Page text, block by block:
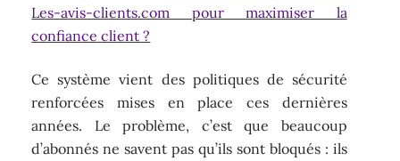
Les-avis-clients.com pour maximiser la
confiance client ?
Ce système vient des politiques de sécurité
renforcées mises en place ces dernières
années. Le problème, c’est que beaucoup
d’abonnés ne savent pas qu’ils sont bloqués : ils